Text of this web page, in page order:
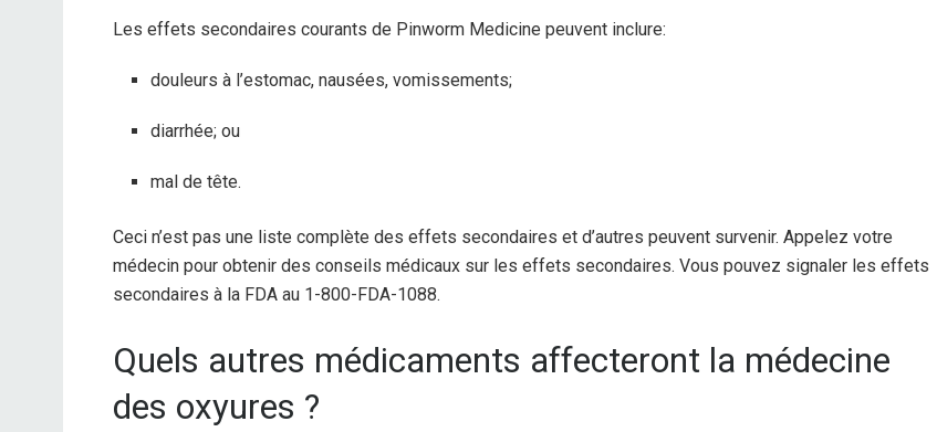
Les effets secondaires courants de Pinworm Medicine peuvent inclure:
douleurs à l’estomac, nausées, vomissements;
diarrhée; ou
mal de tête.
Ceci n’est pas une liste complète des effets secondaires et d’autres peuvent survenir. Appelez votre
médecin pour obtenir des conseils médicaux sur les effets secondaires. Vous pouvez signaler les effets
secondaires à la FDA au 1-800-FDA-1088.
Quels autres médicaments affecteront la médecine
des oxyures ?